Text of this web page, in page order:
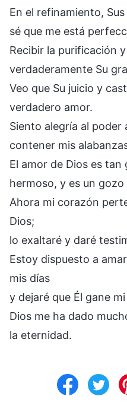
En el refinamiento,
sé que me está
Recibir la purificación
verdaderamente Su
Veo que Su juicio y
verdadero amor.
Siento alegría al poder
contener mis
El amor de Dios es
hermoso, y es un gozo
Ahora mi corazón
Dios;
lo exaltaré y daré
Estoy dispuesto a
mis días
y dejaré que Él gane
Dios me ha dado
la eternidad.